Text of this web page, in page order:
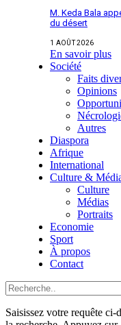
M. Keda Bala
du désert
1 AOÛT 2026
En savoir plus
Société
Faits
Opinions
Autres
Diaspora
Afrique
International
Culture &
Culture
Médias
Portraits
Economie
Sport
À propos
Contact
Saisissez votre requête ci-